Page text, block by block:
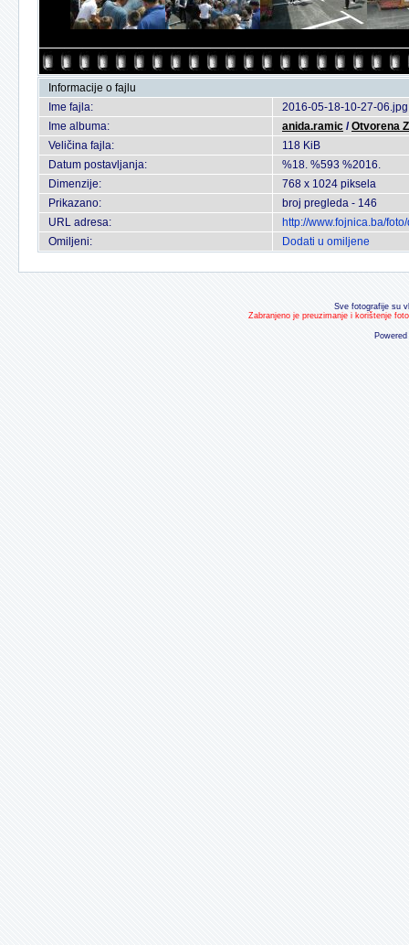
Informacije o fajlu
Ime fajla:
2016-05-18-10-27-06.jpg
Ime albuma:
anida.ramic /Otvorena
Veličina fajla:
118 KiB
Datum postavljanja:
%18. %593 %2016.
Dimenzije:
768 x 1024 piksela
Prikazano:
broj pregleda - 146
URL adresa:
http://www.fojnica.ba/
Omiljeni:
Dodati u omiljene
Sve fotografije su
Zabranjeno je preuzimanje i korištenje